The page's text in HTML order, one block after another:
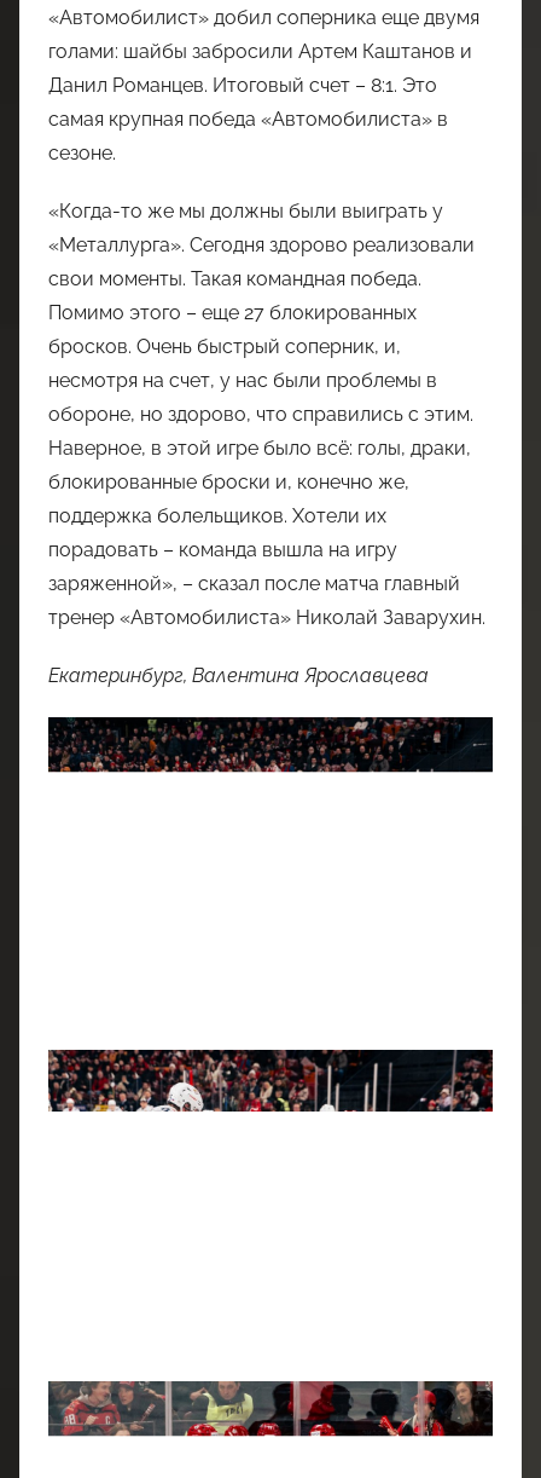
«Автомобилист» добил соперника еще двумя
голами: шайбы забросили Артем Каштанов и
Данил Романцев. Итоговый счет – 8:1. Это
самая крупная победа «Автомобилиста» в
сезоне.
«Когда-то же мы должны были выиграть у
«Металлурга». Сегодня здорово реализовали
свои моменты. Такая командная победа.
Помимо этого – еще 27 блокированных
бросков. Очень быстрый соперник, и,
несмотря на счет, у нас были проблемы в
обороне, но здорово, что справились с этим.
Наверное, в этой игре было всё: голы, драки,
блокированные броски и, конечно же,
поддержка болельщиков. Хотели их
порадовать – команда вышла на игру
заряженной», – сказал после матча главный
тренер «Автомобилиста» Николай Заварухин.
Екатеринбург, Валентина Ярославцева